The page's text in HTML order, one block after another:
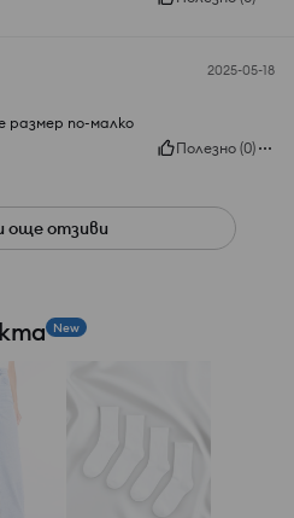
2025-05-18
размер по-малко
Полезно (0)
още отзиви
New